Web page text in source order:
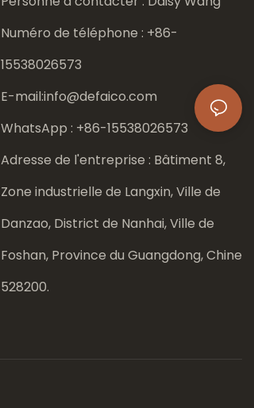
Numéro de téléphone : +86-
15538026573
E-mail:info@defaico.com
WhatsApp : +86-15538026573
Adresse de l'entreprise : Bâtiment 8,
Zone industrielle de Langxin, Ville de
Danzao, District de Nanhai, Ville de
Foshan, Province du Guangdong, Chine
528200.